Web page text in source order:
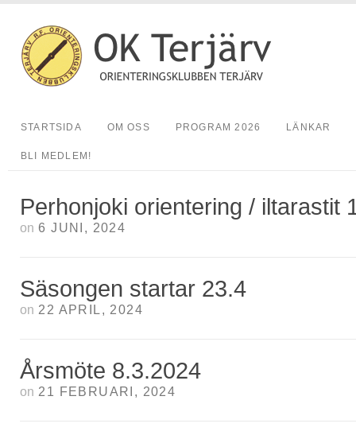
STARTSIDA OM OSS PROGRAM 2026 LÄNKAR
BLI MEDLEM!
Perhonjoki orientering / iltarastit
on 6 JUNI, 2024
Säsongen startar 23.4
on 22 APRIL, 2024
Årsmöte 8.3.2024
on 21 FEBRUARI, 2024